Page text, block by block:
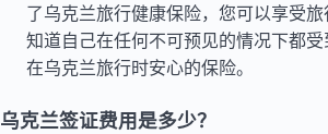
了乌克兰旅行健康保险，您可以享受
知道自己在任何不可预见的情况下都
在乌克兰旅行时安心的保险。
乌克兰签证费用是多少？